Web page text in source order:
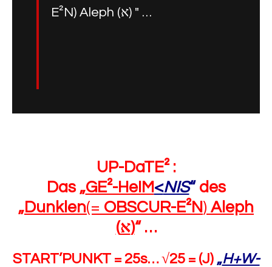
E²N) Aleph (א) " …
UP-DaTE² :
Das „GE²-HeIM<NIS“ des
„Dunklen(= OBSCUR-E²N) Aleph
(א)“ …
START’PUNKT = 25s… √25 = (J) „H+W-